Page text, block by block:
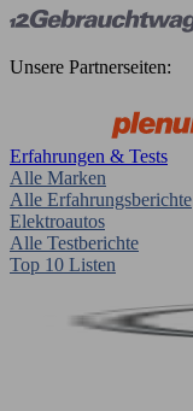
Unsere Partnerseiten:
Erfahrungen & Tests
Alle Marken
Alle Erfahrungsberichte
Elektroautos
Alle Testberichte
Top 10 Listen